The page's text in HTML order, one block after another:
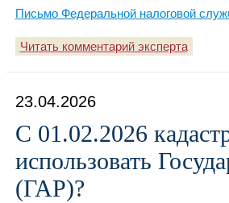
Письмо Федеральной налоговой
Читать комментарий эксперта
23.04.2026
С 01.02.2026
использовать
(ГАР)?